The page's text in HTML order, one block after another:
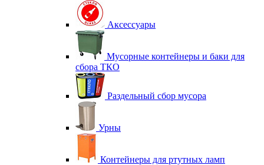
Аксессуары
Мусорные контейнеры и баки для
сбора ТКО
Раздельный сбор мусора
Урны
Контейнеры для ртутных ламп